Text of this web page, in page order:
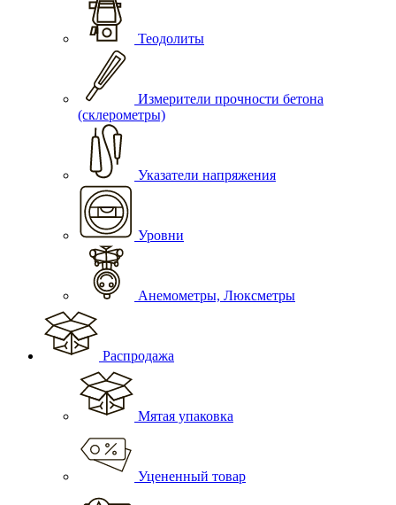
Теодолиты
Измерители прочности бетона
(склерометры)
Указатели напряжения
Уровни
Анемометры, Люксметры
Распродажа
Мятая упаковка
Уцененный товар